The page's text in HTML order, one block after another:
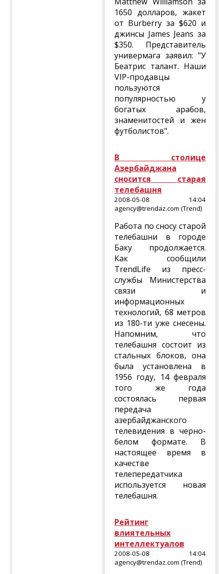
1650 долларов, жакет
от Burberry за $620 и
джинсы James Jeans за
$350. Представитель
универмага заявил: "У
Беатрис талант. Наши
VIP-продавцы
пользуются
популярностью у
богатых арабов,
знаменитостей и жен
футболистов".
В столице
Азербайджана
сносится старая
телебашня
2008-05-08 14:04
agency@trendaz.com (Trend)
Работа по сносу старой
телебашни в городе
Баку продолжается.
Как сообщили
TrendLife из пресс-
службы Министерства
связи и
информационных
технологий, 68 метров
из 180-ти уже снесены.
Напомним, что
телебашня состоит из
стальных блоков, она
была установлена в
1956 году, 14 февраля
того же года
состоялась первая
передача
азербайджанского
телевидения в черно-
белом формате. В
настоящее время в
качестве
телепередатчика
используется новая
телебашня.
Рейтинг
влиятельных
интеллектуалов
2008-05-08 14:04
agency@trendaz.com (Trend)